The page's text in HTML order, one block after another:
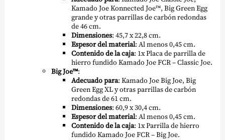
Kamado Joe Konnected Joe™, Big Green Egg
grande y otras parrillas de carbón redondas
de 46 cm.
Dimensiones: 45,7 x 22,8 cm.
Espesor del material: Al menos 0,45 cm.
Contenido de la caja: 1x Placa de parrilla de
hierro fundido Kamado Joe FCR – Classic Joe.
Big Joe™:
Adecuado para: Kamado Joe Big Joe, Big
Green Egg XL y otras parrillas de carbón
redondas de 61 cm.
Dimensiones: 60,9 x 30,4 cm.
Espesor del material: Al menos 0,45 cm.
Contenido de la caja: 1x Parrilla de hierro
fundido Kamado Joe FCR – Big Joe.